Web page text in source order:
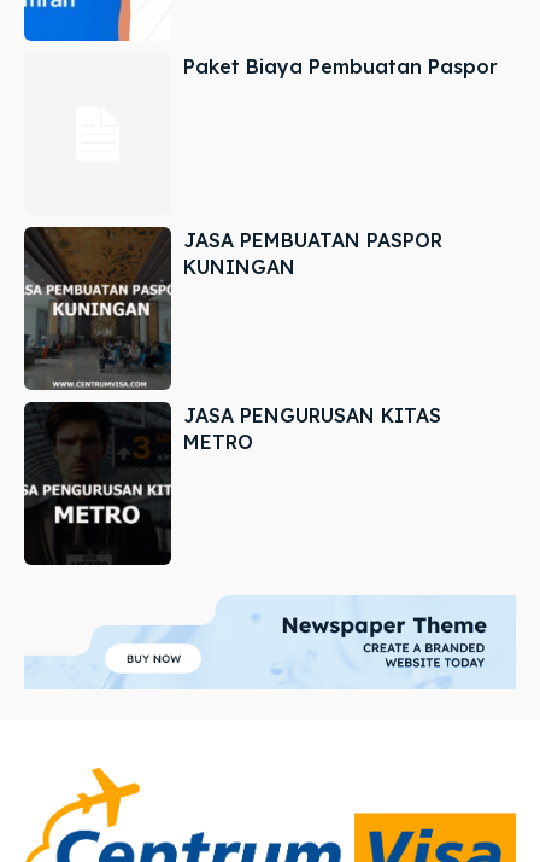
Paket Biaya Pembuatan Paspor
JASA PEMBUATAN PASPOR
KUNINGAN
JASA PENGURUSAN KITAS
METRO